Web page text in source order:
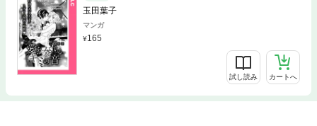
玉田葉子
マンガ
165
試し読み カートへ